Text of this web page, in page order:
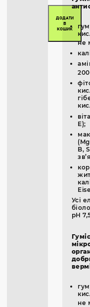
ДОДАТИ
В
КОШИК
не
E);
B,
Усі
pH
не